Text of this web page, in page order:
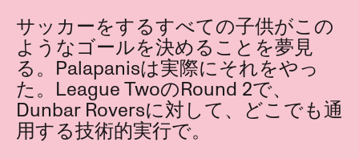
サッカーをするすべての子供がこの
ようなゴールを決めることを夢見
る。Palapanisは実際にそれをやっ
た。League TwoのRound 2で、
Dunbar Roversに対して、どこでも通
用する技術的実行で。